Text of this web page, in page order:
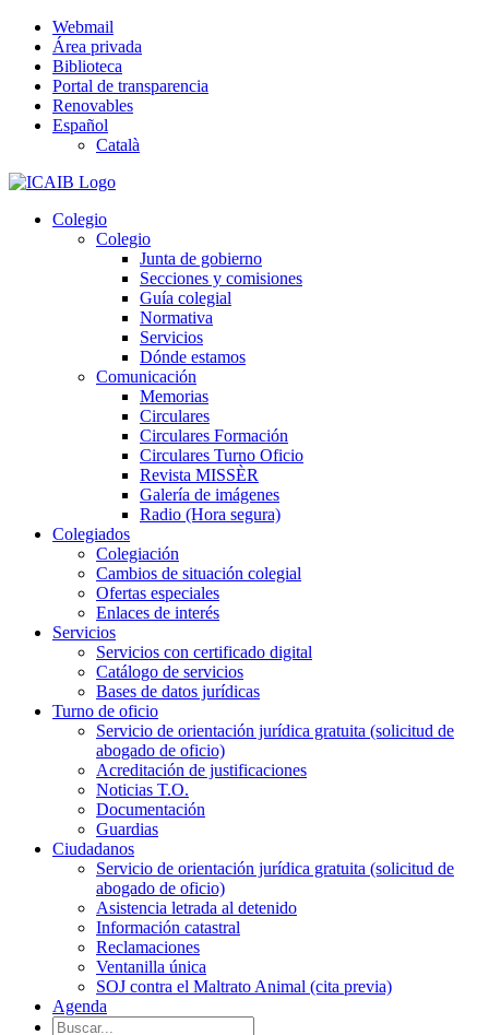
Saltar
contenido
Webmail
Área privada
Biblioteca
Portal de transparencia
Renovables
Español
Català
Colegio
Colegio
Junta de gobierno
Secciones y comisiones
Guía colegial
Normativa
Servicios
Dónde estamos
Comunicación
Memorias
Circulares
Circulares Formación
Circulares Turno Oficio
Revista MISSÈR
Galería de imágenes
Radio (Hora segura)
Colegiados
Colegiación
Cambios de situación colegial
Ofertas especiales
Enlaces de interés
Servicios
Servicios con certificado digital
Catálogo de servicios
Bases de datos jurídicas
Turno de oficio
Servicio de orientación jurídica gratuita (solicitud de
abogado de oficio)
Acreditación de justificaciones
Noticias T.O.
Documentación
Guardias
Ciudadanos
Servicio de orientación jurídica gratuita (solicitud de
abogado de oficio)
Asistencia letrada al detenido
Información catastral
Reclamaciones
Ventanilla única
SOJ contra el Maltrato Animal (cita previa)
Agenda
Buscar: